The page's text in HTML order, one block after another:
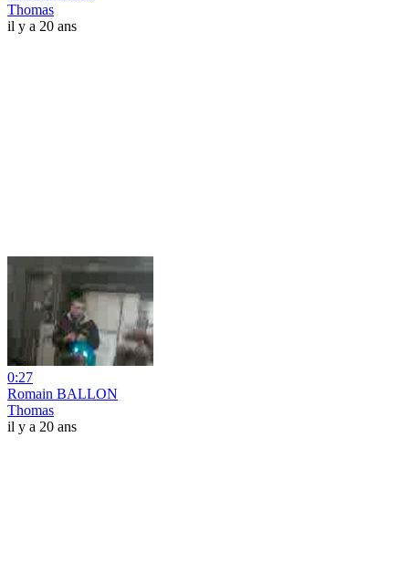
Thomas
il y a 20 ans
0:27
Romain BALLON
Thomas
il y a 20 ans